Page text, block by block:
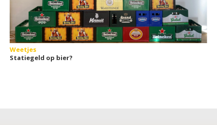
Weetjes
Statiegeld op bier?